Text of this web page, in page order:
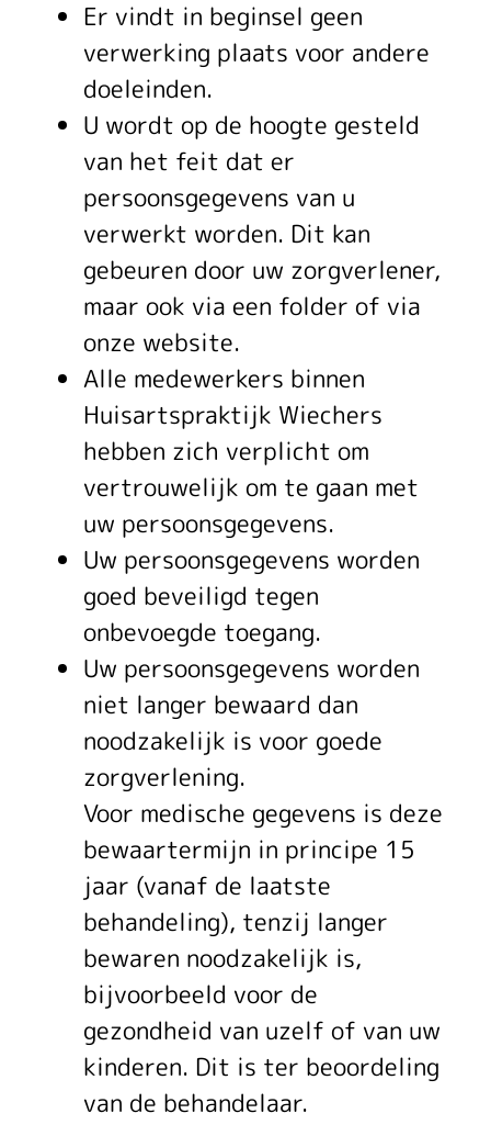
Er vindt in beginsel geen
verwerking plaats voor andere
doeleinden.
U wordt op de hoogte gesteld
van het feit dat er
persoonsgegevens van u
verwerkt worden. Dit kan
gebeuren door uw zorgverlener,
maar ook via een folder of via
onze website.
Alle medewerkers binnen
Huisartspraktijk Wiechers
hebben zich verplicht om
vertrouwelijk om te gaan met
uw persoonsgegevens.
Uw persoonsgegevens worden
goed beveiligd tegen
onbevoegde toegang.
Uw persoonsgegevens worden
niet langer bewaard dan
noodzakelijk is voor goede
zorgverlening.
Voor medische gegevens is deze
bewaartermijn in principe 15
jaar (vanaf de laatste
behandeling), tenzij langer
bewaren noodzakelijk is,
bijvoorbeeld voor de
gezondheid van uzelf of van uw
kinderen. Dit is ter beoordeling
van de behandelaar.